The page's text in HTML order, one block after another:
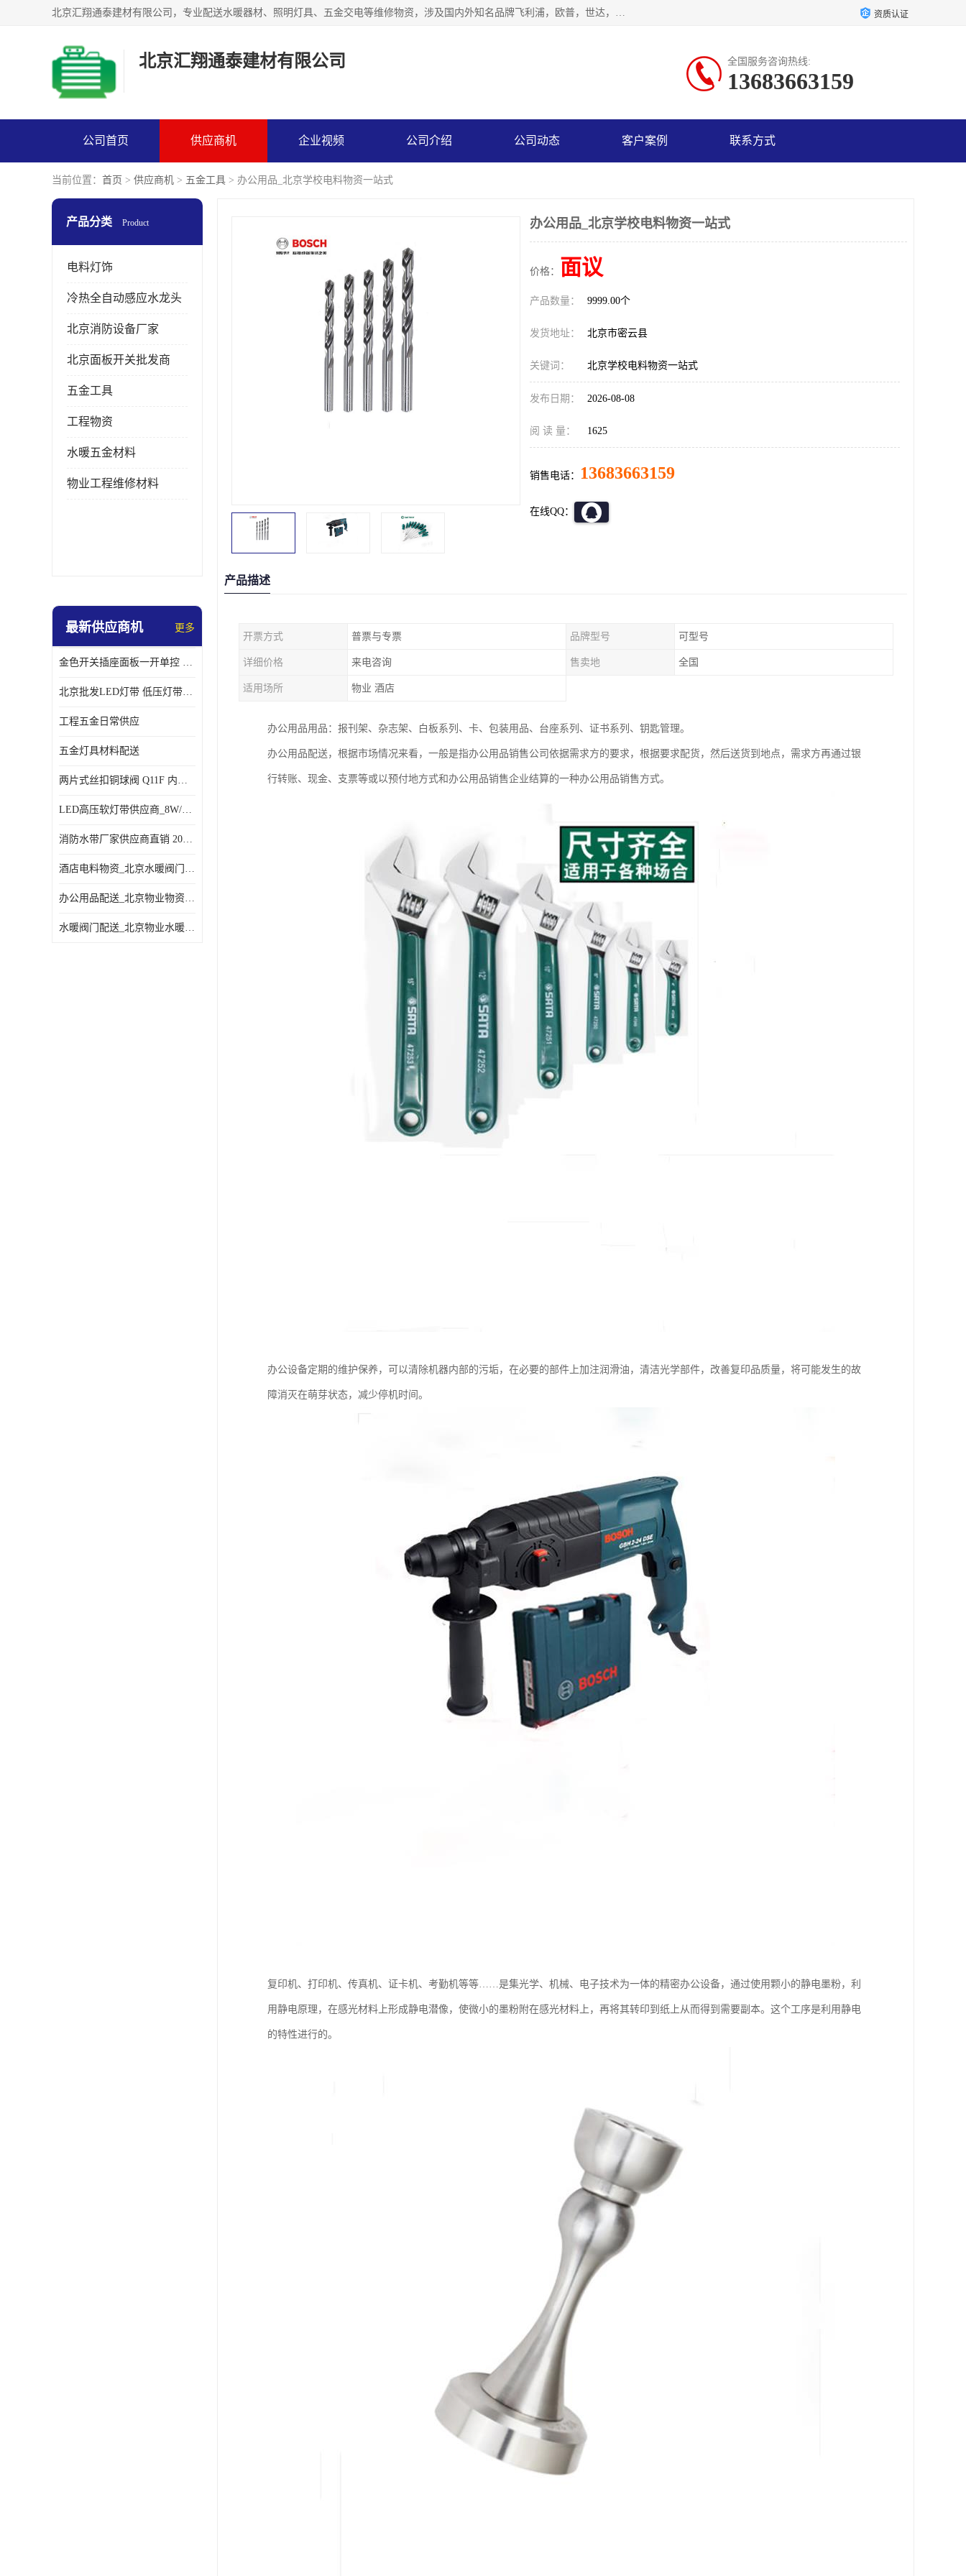
北京汇翔通泰建材有限公司，专业配送水暖器材、照明灯具、五金交电等维修物资，涉及国内外知名品牌飞利浦，欧普，世达，博士，九牧，公牛等物资。能充分满足物业、学校、酒店、工厂、部队等多领域的采购需求，提供一站式配送服务。 资质认证
北京汇翔通泰建材有限公司 全国服务咨询热线:
13683663159
公司首页 供应商机 企业视频 公司介绍 公司动态 客户案例 联系方式
当前位置： 首页 > 供应商机 > 五金工具 > 办公用品_北京学校电料物资一站式
产品分类 Product
电料灯饰
冷热全自动感应水龙头
北京消防设备厂家
北京面板开关批发商
五金工具
工程物资
水暖五金材料
物业工程维修材料
最新供应商机 更多
金色开关插座面板一开单控 _一开双控五孔插座
北京批发LED灯带 低压灯带定制 景观亮化灯条
工程五金日常供应
五金灯具材料配送
两片式丝扣铜球阀 Q11F 内螺纹铜球阀
LED高压软灯带供应商_8W/米客厅吊顶暗槽
消防水带厂家供应商直销 20-65-25消防水带
酒店电料物资_北京水暖阀门一站式
办公用品配送_北京物业物资配送
水暖阀门配送_北京物业水暖阀门配送
办公用品_北京学校电料物资一站式
价格： 面议
产品数量： 9999.00个
发货地址： 北京市密云县
关键词： 北京学校电料物资一站式
发布日期： 2026-08-08
阅 读 量： 1625
销售电话： 13683663159
在线QQ：
产品描述
开票方式 普票与专票 品牌型号 可型号
详细价格 来电咨询 售卖地 全国
适用场所 物业 酒店
办公用品用品：报刊架、杂志架、白板系列、卡、包装用品、台座系列、证书系列、钥匙管理。
办公用品配送，根据市场情况来看，一般是指办公用品销售公司依据需求方的要求，根据要求配货，然后送货到地点，需求方再通过银
行转账、现金、支票等或以预付地方式和办公用品销售企业结算的一种办公用品销售方式。
办公设备定期的维护保养，可以清除机器内部的污垢，在必要的部件上加注润滑油，清洁光学部件，改善复印品质量，将可能发生的故
障消灭在萌芽状态，减少停机时间。
复印机、打印机、传真机、证卡机、考勤机等等……是集光学、机械、电子技术为一体的精密办公设备，通过使用颗小的静电墨粉，利
用静电原理，在感光材料上形成静电潜像，使微小的墨粉附在感光材料上，再将其转印到纸上从而得到需要副本。这个工序是利用静电
的特性进行的。